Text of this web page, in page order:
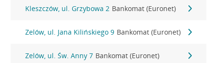
Kleszczów, ul. Grzybowa 2 Bankomat (Euronet)
Zelów, ul. Jana Kilińskiego 9 Bankomat (Euronet)
Zelów, ul. Św. Anny 7 Bankomat (Euronet)